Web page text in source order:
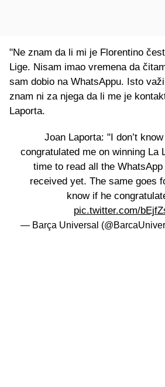
"Ne znam da li mi je Florentino
Lige. Nisam imao vremena da
sam dobio na WhatsAppu. Isto
znam ni za njega da li me je
Laporta.
Joan Laporta: "I don’t
congratulated me on winning La
time to read all the WhatsApp
received yet. The same goes
know if he
pic.twitter.com/
— Barça Universal